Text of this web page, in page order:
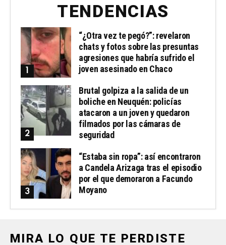
TENDENCIAS
“¿Otra vez te pegó?”: revelaron
chats y fotos sobre las presuntas
agresiones que habría sufrido el
joven asesinado en Chaco
Brutal golpiza a la salida de un
boliche en Neuquén: policías
atacaron a un joven y quedaron
filmados por las cámaras de
seguridad
“Estaba sin ropa”: así encontraron
a Candela Arizaga tras el episodio
por el que demoraron a Facundo
Moyano
MIRA LO QUE TE PERDISTE